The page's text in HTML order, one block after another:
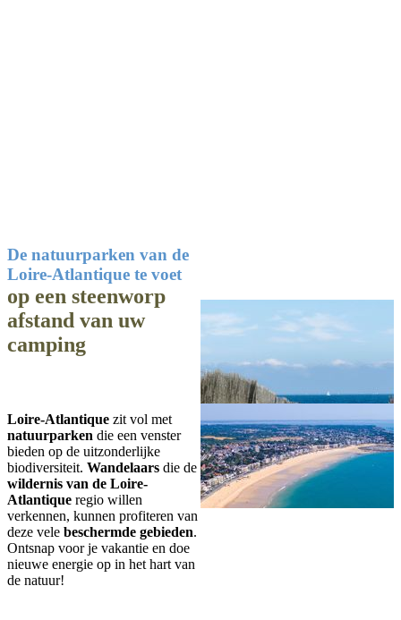
De natuurparken van de
Loire-Atlantique te voet
op een steenworp
afstand van uw
camping
Loire-Atlantique zit vol met
natuurparken die een venster
bieden op de uitzonderlijke
biodiversiteit. Wandelaars die de
wildernis van de Loire-
Atlantique regio willen
verkennen, kunnen profiteren van
deze vele beschermde gebieden.
Ontsnap voor je vakantie en doe
nieuwe energie op in het hart van
de natuur!